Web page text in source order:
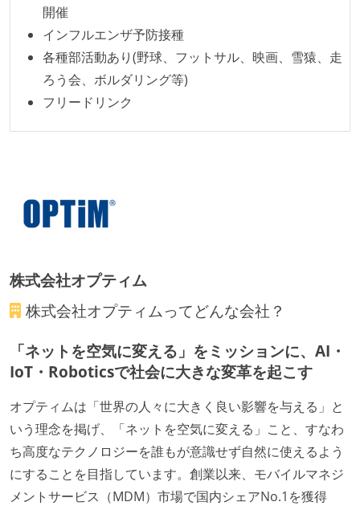
開催
インフルエンザ予防接種
各種部活動あり(野球、フットサル、映画、雪猿、走
ろう会、ボルダリング等)
フリードリンク
株式会社オプティム
株式会社オプティムってどんな会社？
「ネットを空気に変える」をミッションに、AI・
IoT・Roboticsで社会に大きな変革を起こす
オプティムは「世界の人々に大きく良い影響を与える」と
いう理念を掲げ、「ネットを空気に変える」こと、すなわ
ち高度なテクノロジーを誰もが意識せず自然に使えるよう
にすることを目指しています。創業以来、モバイルマネジ
メントサービス（MDM）市場で国内シェアNo.1を獲得